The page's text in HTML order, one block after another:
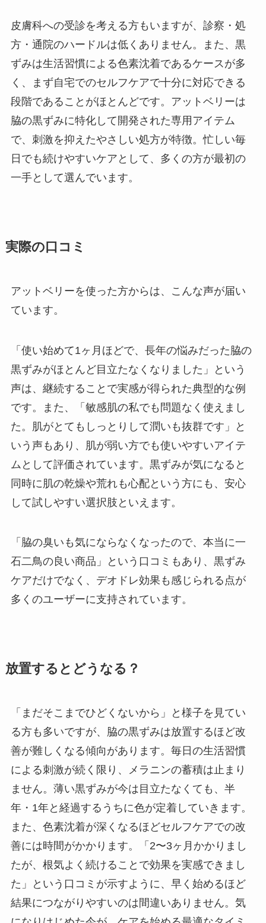
皮膚科への受診を考える方もいますが、診察・処
方・通院のハードルは低くありません。また、黒
ずみは生活習慣による色素沈着であるケースが多
く、まず自宅でのセルフケアで十分に対応できる
段階であることがほとんどです。アットベリーは
脇の黒ずみに特化して開発された専用アイテム
で、刺激を抑えたやさしい処方が特徴。忙しい毎
日でも続けやすいケアとして、多くの方が最初の
一手として選んでいます。
実際の口コミ
アットベリーを使った方からは、こんな声が届い
ています。
「使い始めて1ヶ月ほどで、長年の悩みだった脇の
黒ずみがほとんど目立たなくなりました」という
声は、継続することで実感が得られた典型的な例
です。また、「敏感肌の私でも問題なく使えまし
た。肌がとてもしっとりして潤いも抜群です」と
いう声もあり、肌が弱い方でも使いやすいアイテ
ムとして評価されています。黒ずみが気になると
同時に肌の乾燥や荒れも心配という方にも、安心
して試しやすい選択肢といえます。
「脇の臭いも気にならなくなったので、本当に一
石二鳥の良い商品」という口コミもあり、黒ずみ
ケアだけでなく、デオドレ効果も感じられる点が
多くのユーザーに支持されています。
放置するとどうなる？
「まだそこまでひどくないから」と様子を見てい
る方も多いですが、脇の黒ずみは放置するほど改
善が難しくなる傾向があります。毎日の生活習慣
による刺激が続く限り、メラニンの蓄積は止まり
ません。薄い黒ずみが今は目立たなくても、半
年・1年と経過するうちに色が定着していきます。
また、色素沈着が深くなるほどセルフケアでの改
善には時間がかかります。「2〜3ヶ月かかりまし
たが、根気よく続けることで効果を実感できまし
た」という口コミが示すように、早く始めるほど
結果につながりやすいのは間違いありません。気